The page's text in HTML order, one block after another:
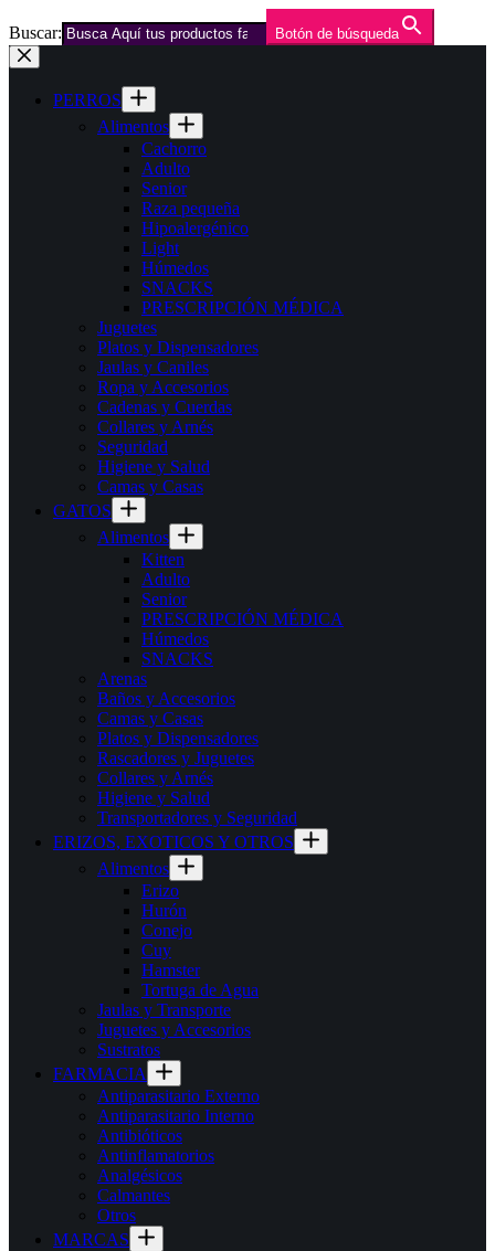
Buscar: Botón de búsqueda
Saltar
al
contenidoPERROS
Alimentos
Cachorro
Adulto
Senior
Raza pequeña
Hipoalergénico
Light
Húmedos
SNACKS
PRESCRIPCIÓN MÉDICA
Juguetes
Platos y Dispensadores
Jaulas y Caniles
Ropa y Accesorios
Cadenas y Cuerdas
Collares y Arnés
Seguridad
Higiene y Salud
Camas y Casas
GATOS
Alimentos
Kitten
Adulto
Senior
PRESCRIPCIÓN MÉDICA
Húmedos
SNACKS
Arenas
Baños y Accesorios
Camas y Casas
Platos y Dispensadores
Rascadores y Juguetes
Collares y Arnés
Higiene y Salud
Transportadores y Seguridad
ERIZOS, EXOTICOS Y OTROS
Alimentos
Erizo
Hurón
Conejo
Cuy
Hamster
Tortuga de Agua
Jaulas y Transporte
Juguetes y Accesorios
Sustratos
FARMACIA
Antiparasitario Externo
Antiparasitario Interno
Antibióticos
Antinflamatorios
Analgésicos
Calmantes
Otros
MARCAS